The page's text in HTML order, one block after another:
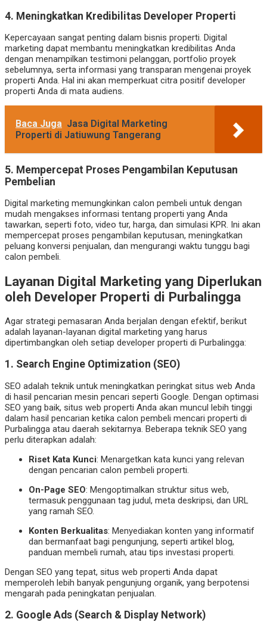
4. Meningkatkan Kredibilitas Developer Properti
Kepercayaan sangat penting dalam bisnis properti. Digital
marketing dapat membantu meningkatkan kredibilitas Anda
dengan menampilkan testimoni pelanggan, portfolio proyek
sebelumnya, serta informasi yang transparan mengenai proyek
properti Anda. Hal ini akan memperkuat citra positif developer
properti Anda di mata audiens.
Baca Juga Jasa Digital Marketing
Properti di Jatiuwung Tangerang
5. Mempercepat Proses Pengambilan Keputusan
Pembelian
Digital marketing memungkinkan calon pembeli untuk dengan
mudah mengakses informasi tentang properti yang Anda
tawarkan, seperti foto, video tur, harga, dan simulasi KPR. Ini akan
mempercepat proses pengambilan keputusan, meningkatkan
peluang konversi penjualan, dan mengurangi waktu tunggu bagi
calon pembeli.
Layanan Digital Marketing yang Diperlukan
oleh Developer Properti di Purbalingga
Agar strategi pemasaran Anda berjalan dengan efektif, berikut
adalah layanan-layanan digital marketing yang harus
dipertimbangkan oleh setiap developer properti di Purbalingga:
1. Search Engine Optimization (SEO)
SEO adalah teknik untuk meningkatkan peringkat situs web Anda
di hasil pencarian mesin pencari seperti Google. Dengan optimasi
SEO yang baik, situs web properti Anda akan muncul lebih tinggi
dalam hasil pencarian ketika calon pembeli mencari properti di
Purbalingga atau daerah sekitarnya. Beberapa teknik SEO yang
perlu diterapkan adalah:
Riset Kata Kunci: Menargetkan kata kunci yang relevan
dengan pencarian calon pembeli properti.
On-Page SEO: Mengoptimalkan struktur situs web,
termasuk penggunaan tag judul, meta deskripsi, dan URL
yang ramah SEO.
Konten Berkualitas: Menyediakan konten yang informatif
dan bermanfaat bagi pengunjung, seperti artikel blog,
panduan membeli rumah, atau tips investasi properti.
Dengan SEO yang tepat, situs web properti Anda dapat
memperoleh lebih banyak pengunjung organik, yang berpotensi
mengarah pada peningkatan penjualan.
2. Google Ads (Search & Display Network)